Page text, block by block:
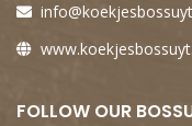
FOLLOW OUR